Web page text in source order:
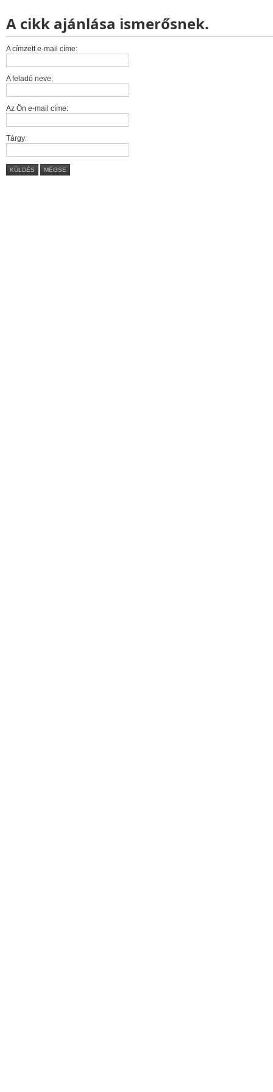
A cikk ajánlása ismerősnek.
A címzett e-mail címe:
A feladó neve:
Az Ön e-mail címe:
Tárgy:
KÜLDÉS MÉGSE